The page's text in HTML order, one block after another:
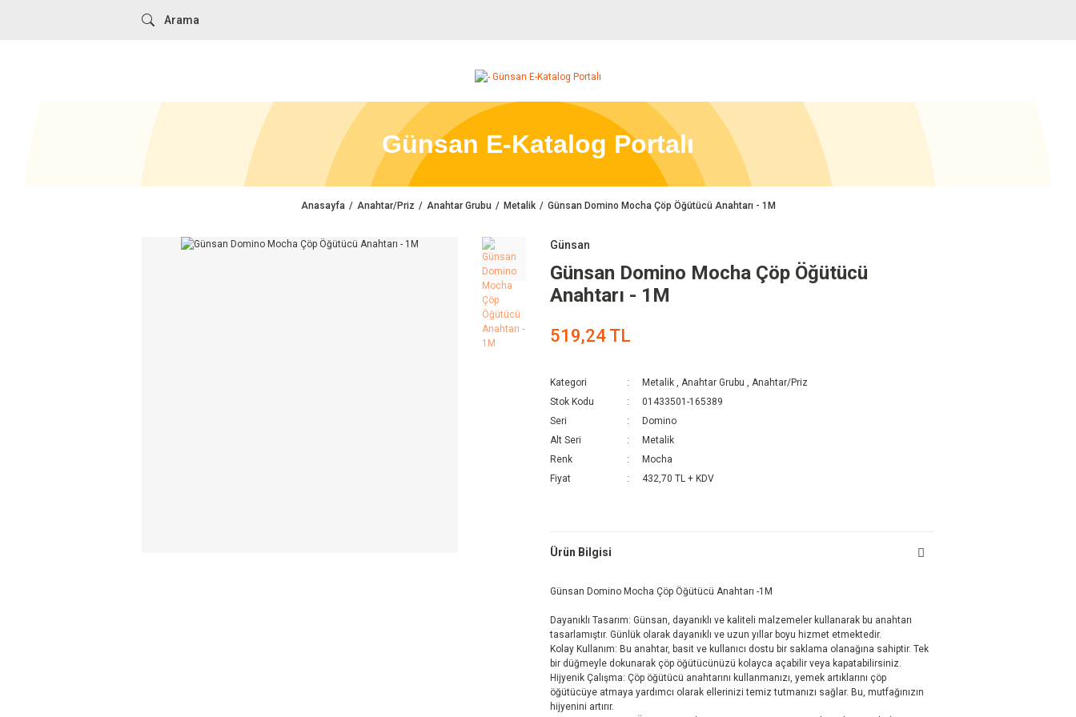
Günsan E-Katalog Portalı
Anasayfa Anahtar/Priz Anahtar Grubu Metalik Günsan Domino Mocha Çöp Öğütücü Anahtarı - 1M
Günsan
Günsan Domino Mocha Çöp Öğütücü
Anahtarı - 1M
519,24 TL
Kategori Metalik , Anahtar Grubu , Anahtar/Priz
Stok Kodu
01433501-165389
Seri
Domino
Alt Seri
Metalik
Renk
Mocha
Fiyat
432,70 TL + KDV
Ürün Bilgisi
Günsan Domino Mocha Çöp Öğütücü Anahtarı -1M
Dayanıklı Tasarım: Günsan, dayanıklı ve kaliteli malzemeler kullanarak bu anahtarı
tasarlamıştır. Günlük olarak dayanıklı ve uzun yıllar boyu hizmet etmektedir.
Kolay Kullanım: Bu anahtar, basit ve kullanıcı dostu bir saklama olanağına sahiptir. Tek
bir düğmeyle dokunarak çöp öğütücünüzü kolayca açabilir veya kapatabilirsiniz.
Hijyenik Çalışma: Çöp öğütücü anahtarını kullanmanızı, yemek artıklarını çöp
öğütücüye atmaya yardımcı olarak ellerinizi temiz tutmanızı sağlar. Bu, mutfağınızın
hijyenini artırır.